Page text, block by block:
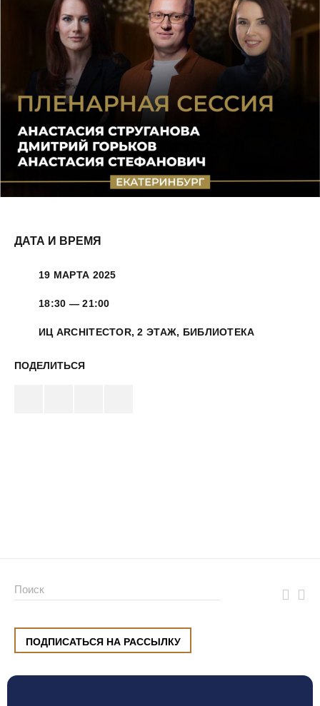
ДАТА И ВРЕМЯ
19 МАРТА 2025
18:30 — 21:00
ИЦ ARCHITECTOR, 2 ЭТАЖ, БИБЛИОТЕКА
ПОДЕЛИТЬСЯ
ПОДПИСАТЬСЯ НА РАССЫЛКУ
ул. Малышева, 8, Екатеринбург